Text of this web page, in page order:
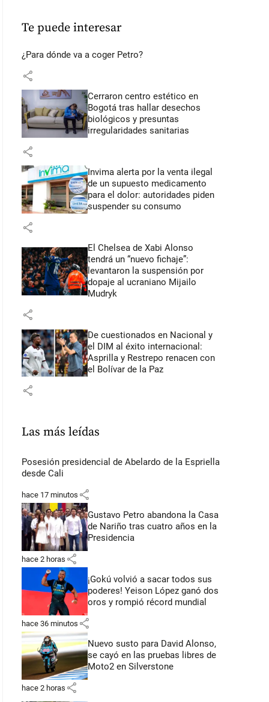
Te puede interesar
¿Para dónde va a coger Petro?
share
Cerraron centro estético en
Bogotá tras hallar desechos
biológicos y presuntas
irregularidades sanitarias
share
Invima alerta por la venta ilegal
de un supuesto medicamento
para el dolor: autoridades piden
suspender su consumo
share
El Chelsea de Xabi Alonso
tendrá un “nuevo fichaje”:
levantaron la suspensión por
dopaje al ucraniano Mijailo
Mudryk
share
De cuestionados en Nacional y
el DIM al éxito internacional:
Asprilla y Restrepo renacen con
el Bolívar de la Paz
share
Las más leídas
Posesión presidencial de Abelardo de la Espriella
desde Cali
hace 17 minutos share
Gustavo Petro abandona la Casa
de Nariño tras cuatro años en la
Presidencia
hace 2 horas share
¡Gokú volvió a sacar todos sus
poderes! Yeison López ganó dos
oros y rompió récord mundial
hace 36 minutos share
Nuevo susto para David Alonso,
se cayó en las pruebas libres de
Moto2 en Silverstone
hace 2 horas share